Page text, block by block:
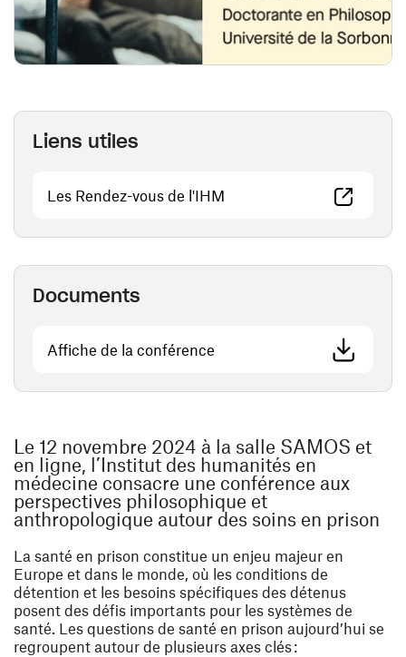
Liens utiles
Les Rendez-vous de l'IHM (ouvre une nouvelle
Documents
Affiche de la conférence (ouvre une nouvelle fenêtre)
Le 12 novembre 2024 à la salle SAMOS et
en ligne, l’Institut des humanités en
médecine consacre une conférence aux
perspectives philosophique et
anthropologique autour des soins en prison
La santé en prison constitue un enjeu majeur en
Europe et dans le monde, où les conditions de
détention et les besoins spécifiques des détenus
posent des défis importants pour les systèmes de
santé. Les questions de santé en prison aujourd’hui se
regroupent autour de plusieurs axes clés :